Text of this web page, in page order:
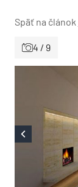
Späť na článok
4 / 9